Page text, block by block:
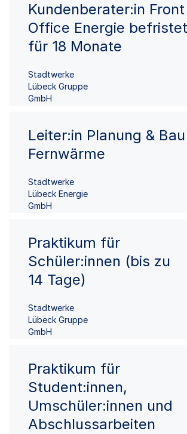
Kundenberater:in Front
Office Energie befristet
für 18 Monate
Stadtwerke
Lübeck Gruppe
GmbH
Leiter:in Planung & Bau
Fernwärme
Stadtwerke
Lübeck Energie
GmbH
Praktikum für
Schüler:innen (bis zu
14 Tage)
Stadtwerke
Lübeck Gruppe
GmbH
Praktikum für
Student:innen,
Umschüler:innen und
Abschlussarbeiten